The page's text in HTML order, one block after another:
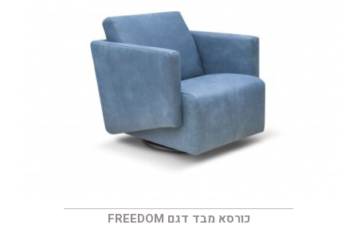
כורסא מבד דגם FREEDOM